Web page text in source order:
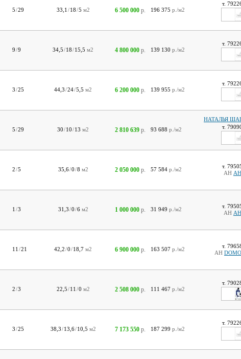
5/29 33,1 / 18/5 м2 6 500 000 р. 196 375 р./м2
т.
9/9 34,5/18/15,5 м2 4 800 000 р. 139 130 р./м2
т.
3/25 44,3/24/5,5 м2 6 200 000 р. 139 955 р./м2
т.
5/29 30/10/13 м2 2 810 639 р. 93 688 р./м2
НАТАЛЬЯ
т.
2/5 35,6/0/8 м2 2 050 000 р. 57 584 р./м2
т.
АН АН
1 /3 31,3/0/6 м2 1 000 000 р. 31 949 р./м2
т.
АН АН
11 /21 42,2/0/18,7 м2 6 900 000 р. 163 507 р./м2
т.
АН
2/3 22,5/ 11 /0 м2 2 508 000 р. 111 467 р./м2
т.
3/25 38,3/ 13,6/ 10,5 м2 7 173 550 р. 187 299 р./м2
т.